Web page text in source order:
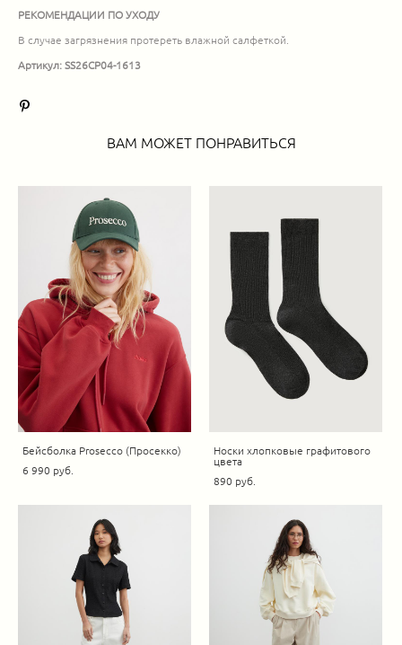
РЕКОМЕНДАЦИИ ПО УХОДУ
В случае загрязнения протереть влажной салфеткой.
Артикул: SS26CP04-1613
ВАМ МОЖЕТ ПОНРАВИТЬСЯ
Бейсболка Prosecco (Просекко)
6 990 pуб.
Носки хлопковые графитового
цвета
890 pуб.